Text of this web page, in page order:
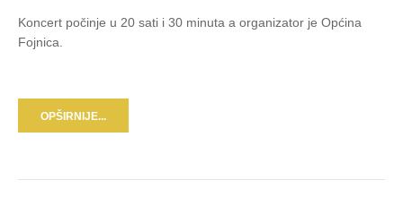
Koncert počinje u 20 sati i 30 minuta a organizator je Općina
Fojnica.
OPŠIRNIJE...